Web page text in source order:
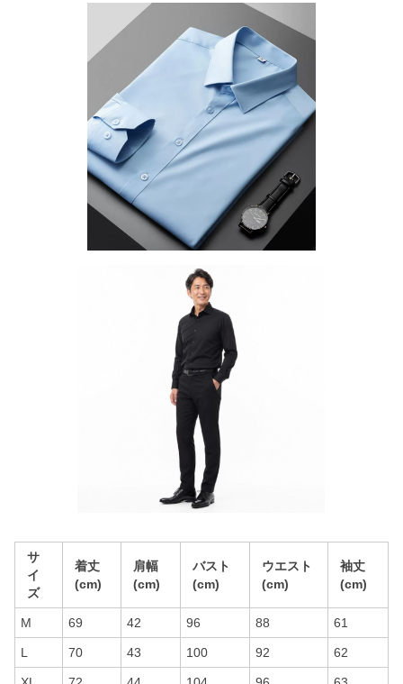
サ
イ
ズ
着丈
(cm)
肩幅
(cm)
バスト
(cm)
ウエスト
(cm)
袖丈
(cm)
M 69 42 96 88 61
L 70 43 100 92 62